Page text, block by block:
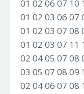
01 02 06 07 10
01 02 03 06 07
01 02 03 07 08
01 02 03 07 11
02 04 05 07 08
03 05 07 08 09
02 04 06 07 08